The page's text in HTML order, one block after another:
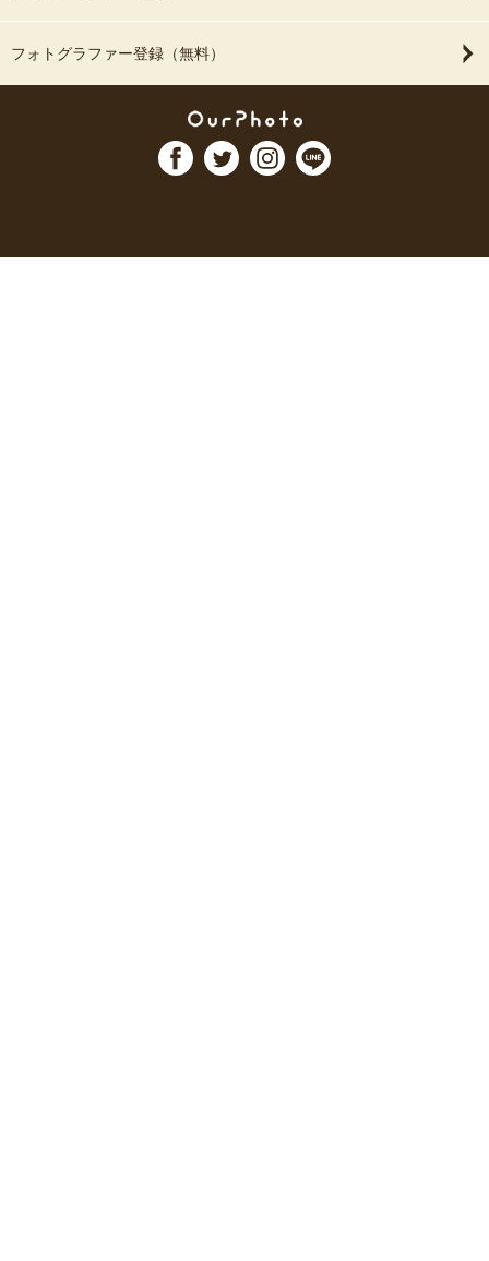
フォトグラファー登録（無料）